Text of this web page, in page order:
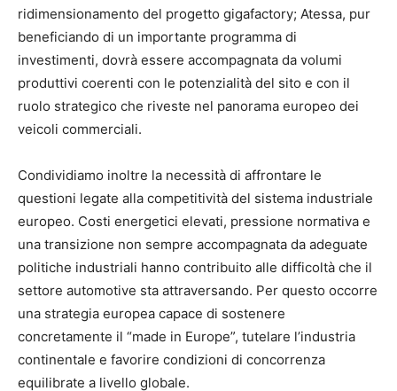
ridimensionamento del progetto gigafactory; Atessa, pur
beneficiando di un importante programma di
investimenti, dovrà essere accompagnata da volumi
produttivi coerenti con le potenzialità del sito e con il
ruolo strategico che riveste nel panorama europeo dei
veicoli commerciali.
Condividiamo inoltre la necessità di affrontare le
questioni legate alla competitività del sistema industriale
europeo. Costi energetici elevati, pressione normativa e
una transizione non sempre accompagnata da adeguate
politiche industriali hanno contribuito alle difficoltà che il
settore automotive sta attraversando. Per questo occorre
una strategia europea capace di sostenere
concretamente il “made in Europe”, tutelare l’industria
continentale e favorire condizioni di concorrenza
equilibrate a livello globale.